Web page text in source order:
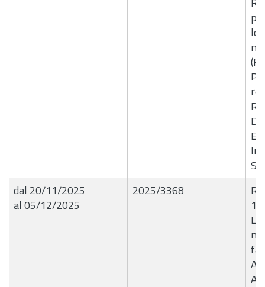
dal 20/11/2025
al 05/12/2025
2025/3368